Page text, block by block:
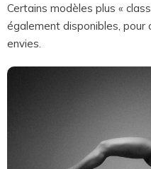
Certains modèles plus «
également disponibles, pour
envies.